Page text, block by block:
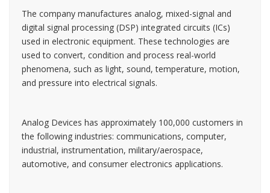
The company manufactures analog, mixed-signal and
digital signal processing (DSP) integrated circuits (ICs)
used in electronic equipment. These technologies are
used to convert, condition and process real-world
phenomena, such as light, sound, temperature, motion,
and pressure into electrical signals.
Analog Devices has approximately 100,000 customers in
the following industries: communications, computer,
industrial, instrumentation, military/aerospace,
automotive, and consumer electronics applications.